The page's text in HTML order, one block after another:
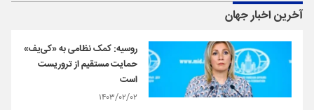
آخرین اخبار جهان
روسیه: کمک نظامی به «کی‌یف»
حمایت مستقیم از تروریست
است
۱۴۰۳/۰۲/۰۲